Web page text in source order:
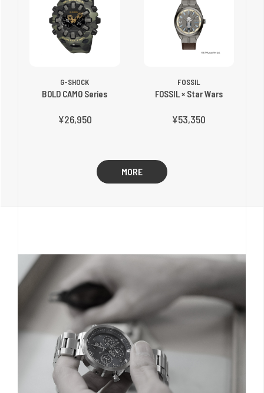
G-SHOCK
BOLD CAMO Series
¥26,950
FOSSIL
FOSSIL × Star Wars
¥53,350
MORE